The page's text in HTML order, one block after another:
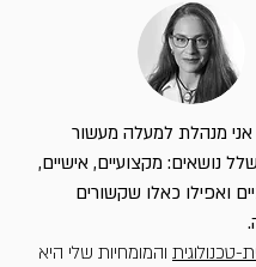
מנהלת למעלה מעשור
נושאים: מקצועיים, אישיים,
ואפילו כאלו שקשורים
טכנולוגית והמומחיות שלי היא